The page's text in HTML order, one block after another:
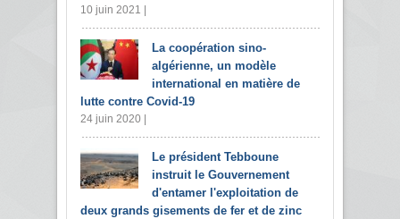
10 juin 2021 |
La coopération sino-
algérienne, un modèle
international en matière de
lutte contre Covid-19
24 juin 2020 |
Le président Tebboune
instruit le Gouvernement
d'entamer l'exploitation de
deux grands gisements de fer et de zinc